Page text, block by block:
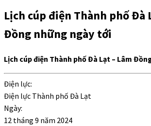
Lịch cúp điện Thành phố Đà
Đồng những ngày tới
Lịch cúp điện Thành phố Đà Lạt – Lâm
Điện lực:
Điện lực Thành phố Đà Lạt
Ngày:
12 tháng 9 năm 2024